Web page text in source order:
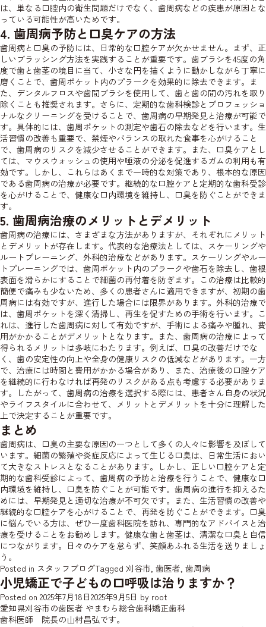
は、単なる口腔内の衛生問題だけでなく、歯周病などの疾患が原因とな
っている可能性が高いためです。
4. 歯周病予防と口臭ケアの方法
歯周病と口臭の予防には、日常的な口腔ケアが欠かせません。まず、正
しいブラッシング方法を実践することが重要です。歯ブラシを45度の角
度で歯と歯茎の境目に当て、小さな円を描くように動かしながら丁寧に
磨くことで、歯周ポケット内のプラークを効果的に除去できます。ま
た、デンタルフロスや歯間ブラシを使用して、歯と歯の間の汚れを取り
除くことも推奨されます。さらに、定期的な歯科検診とプロフェッショ
ナルなクリーニングを受けることで、歯周病の早期発見と治療が可能で
す。具体的には、歯周ポケットの測定や歯石の除去などを行います。生
活習慣の改善も重要で、禁煙やバランスの取れた食事を心がけること
で、歯周病のリスクを減少させることができます。また、口臭ケアとし
ては、マウスウォッシュの使用や唾液の分泌を促進するガムの利用も有
効です。しかし、これらはあくまで一時的な対策であり、根本的な原因
である歯周病の治療が必要です。継続的な口腔ケアと定期的な歯科受診
を心がけることで、健康な口内環境を維持し、口臭を防ぐことができま
す。
5. 歯周病治療のメリットとデメリット
歯周病の治療には、さまざまな方法がありますが、それぞれにメリット
とデメリットが存在します。代表的な治療法としては、スケーリングや
ルートプレーニング、外科的治療などがあります。スケーリングやルー
トプレーニングでは、歯周ポケット内のプラークや歯石を除去し、歯根
表面を滑らかにすることで細菌の再付着を防ぎます。この治療は比較的
簡便で痛みも少ないため、多くの患者さんに適用できますが、初期の歯
周病には有効ですが、進行した場合には限界があります。外科的治療で
は、歯周ポケットを深く清掃し、再生を促すための手術を行います。こ
れは、進行した歯周病に対して有効ですが、手術による痛みや腫れ、費
用がかかることがデメリットとなります。また、歯周病の治療によって
得られるメリットは多岐にわたります。例えば、口臭の改善だけでな
く、歯の安定性の向上や全身の健康リスクの低減などがあります。一方
で、治療には時間と費用がかかる場合があり、また、治療後の口腔ケア
を継続的に行わなければ再発のリスクがある点も考慮する必要がありま
す。したがって、歯周病の治療を選択する際には、患者さん自身の状況
やライフスタイルに合わせて、メリットとデメリットを十分に理解した
上で決定することが重要です。
まとめ
歯周病は、口臭の主要な原因の一つとして多くの人々に影響を及ぼして
います。細菌の繁殖や炎症反応によって生じる口臭は、日常生活におい
て大きなストレスとなることがあります。しかし、正しい口腔ケアと定
期的な歯科受診によって、歯周病の予防と治療を行うことで、健康な口
内環境を維持し、口臭を防ぐことが可能です。歯周病の進行を抑えるた
めには、早期発見と適切な治療が不可欠です。また、生活習慣の改善や
継続的な口腔ケアを心がけることで、再発を防ぐことができます。口臭
に悩んでいる方は、ぜひ一度歯科医院を訪れ、専門的なアドバイスと治
療を受けることをお勧めします。健康な歯と歯茎は、清潔な口臭と自信
につながります。日々のケアを怠らず、笑顔あふれる生活を送りましょ
う。
Posted in スタッフブログTagged 刈谷市, 歯医者, 歯周病
小児矯正で子どもの口呼吸は治りますか？
Posted on 2025年7月18日2025年9月5日 by root
愛知県刈谷市の歯医者 やまむら総合歯科矯正歯科
歯科医師 院長の山村昌弘です。